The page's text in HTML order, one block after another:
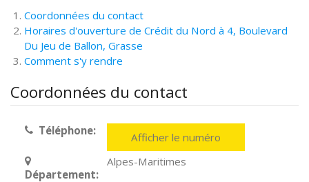
Coordonnées du contact
Horaires d'ouverture de Crédit du Nord à 4, Boulevard
Du Jeu de Ballon, Grasse
Comment s'y rendre
Coordonnées du contact
Téléphone: Afficher le numéro
Département:
Alpes-Maritimes